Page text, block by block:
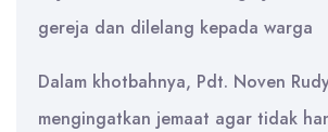
gereja dan dilelang kepada warga
Dalam khotbahnya, Pdt. Noven
mengingatkan jemaat agar tidak